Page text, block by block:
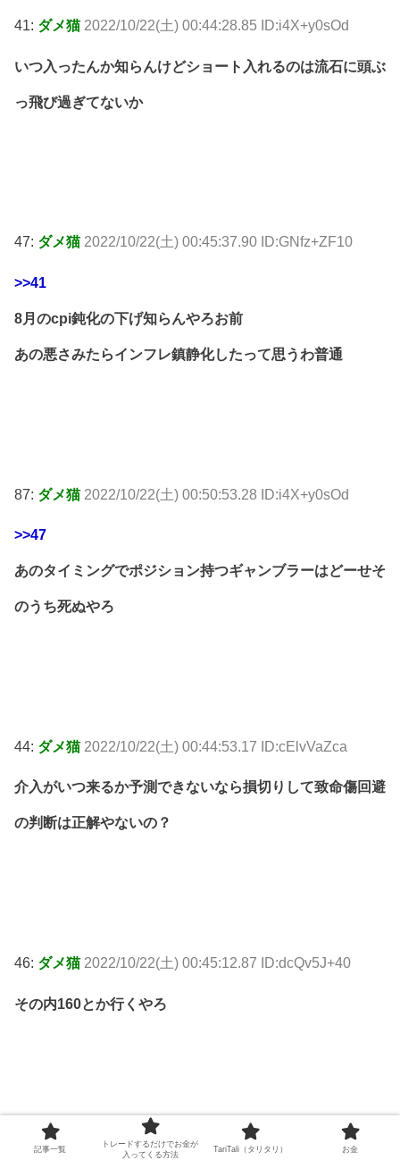
41: ダメ猫 2022/10/22(土) 00:44:28.85 ID:i4X+y0sOd
いつ入ったんか知らんけどショート入れるのは流石に頭ぶ
っ飛び過ぎてないか
47: ダメ猫 2022/10/22(土) 00:45:37.90 ID:GNfz+ZF10
>>41
8月のcpi鈍化の下げ知らんやろお前
あの悪さみたらインフレ鎮静化したって思うわ普通
87: ダメ猫 2022/10/22(土) 00:50:53.28 ID:i4X+y0sOd
>>47
あのタイミングでポジション持つギャンブラーはどーせそ
のうち死ぬやろ
44: ダメ猫 2022/10/22(土) 00:44:53.17 ID:cElvVaZca
介入がいつ来るか予測できないなら損切りして致命傷回避
の判断は正解やないの？
46: ダメ猫 2022/10/22(土) 00:45:12.87 ID:dcQv5J+40
その内160とか行くやろ
48:ダメ猫 2022/10/22(土) 00:45:40.90 ID:hggL36MLM
記事一覧
トレードするだけでお金が
入ってくる方法
TariTali（タリタリ） お金